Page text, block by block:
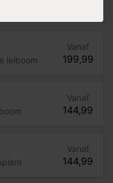
leiboom
Vanaf
199,99
Vanaf
144,99
Vanaf
144,99